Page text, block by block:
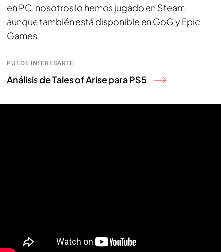
en PC, nosotros lo hemos jugado en Steam
aunque también está disponible en GoG y Epic
Games.
PUEDE INTERESARTE
Análisis de Tales of Arise para PS5